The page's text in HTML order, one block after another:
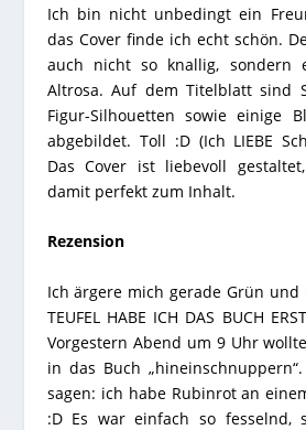
Ich bin nicht unbedingt ein
das Cover finde ich echt schön.
auch nicht so knallig, sondern
Altrosa. Auf dem Titelblatt sind
Figur-Silhouetten sowie einige
abgebildet. Toll :D (Ich LIEBE
Das Cover ist liebevoll
damit perfekt zum Inhalt.
Rezension
Ich ärgere mich gerade Grün und
TEUFEL HABE ICH DAS BUCH
Vorgestern Abend um 9 Uhr
in das Buch
sagen: ich habe Rubinrot an
:D Es war einfach so fesselnd,